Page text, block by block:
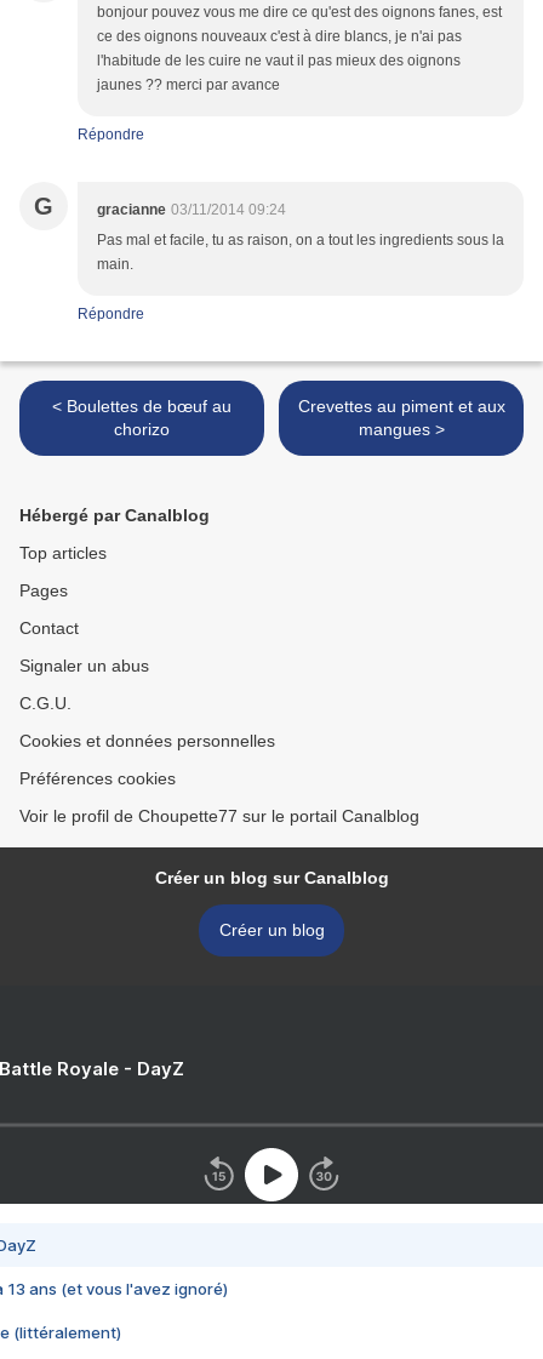
bonjour pouvez vous me dire ce qu'est des oignons fanes, est
ce des oignons nouveaux c'est à dire blancs, je n'ai pas
l'habitude de les cuire ne vaut il pas mieux des oignons
jaunes ?? merci par avance
Répondre
G gracianne 03/11/2014 09:24
Pas mal et facile, tu as raison, on a tout les ingredients sous la
main.
Répondre
< Boulettes de bœuf au
chorizo
Crevettes au piment et aux
mangues >
Hébergé par Canalblog
Top articles
Pages
Contact
Signaler un abus
C.G.U.
Cookies et données personnelles
Préférences cookies
Voir le profil de Choupette77 sur le portail Canalblog
Créer un blog sur Canalblog
Créer un blog
Royale - DayZ
13 ans (et vous l'avez ignoré)
(littéralement)